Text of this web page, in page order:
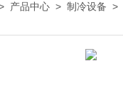
产品中心 > 制冷设备 >